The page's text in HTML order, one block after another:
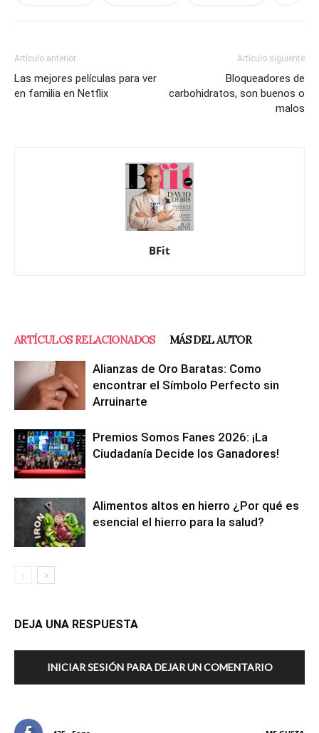
Artículo anterior
Las mejores películas para ver
en familia en Netflix
Artículo siguiente
Bloqueadores de
carbohidratos, son buenos o
malos
BFit
ARTÍCULOS RELACIONADOS MÁS DEL AUTOR
Alianzas de Oro Baratas: Como
encontrar el Símbolo Perfecto sin
Arruinarte
Premios Somos Fanes 2026: ¡La
Ciudadanía Decide los Ganadores!
Alimentos altos en hierro ¿Por qué es
esencial el hierro para la salud?
DEJA UNA RESPUESTA
INICIAR SESIÓN PARA DEJAR UN COMENTARIO